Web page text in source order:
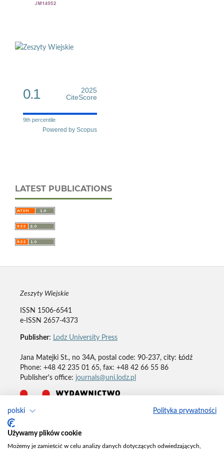
polski Polityka prywatności
Używamy plików cookie
Możemy je zamieścić w celu analizy danych dotyczących odwiedzających,
0.1
2025
CiteScore
9th percentile
Powered by Scopus
LATEST PUBLICATIONS
Zeszyty Wiejskie
ISSN 1506-6541
e-ISSN 2657-4373
Publisher: Lodz University Press
Jana Matejki St., no 34A, postal code: 90-237, city: Łódź
Phone: +48 42 235 01 65, fax: +48 42 66 55 86
Publisher's office: journals@uni.lodz.pl
Deklaracja dostępności